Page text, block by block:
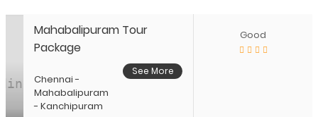
Mahabalipuram Tour
Package
Chennai -
Mahabalipuram
- Kanchipuram
See More
Good